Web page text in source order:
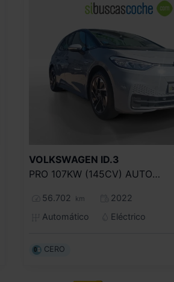
VOLKSWAGEN ID.3
PRO 107KW (145CV) AUTOMÁTICO
56.702 km
2022
Automático
Eléctrico
CERO